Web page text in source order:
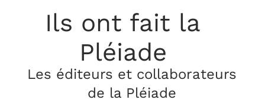
Ils ont fait la
Pléiade
Les éditeurs et collaborateurs
de la Pléiade